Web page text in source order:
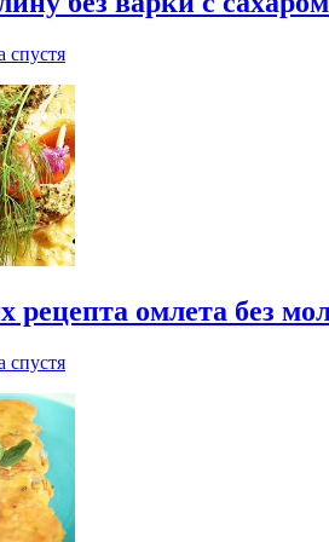
спустя
рецепта омлета без
спустя